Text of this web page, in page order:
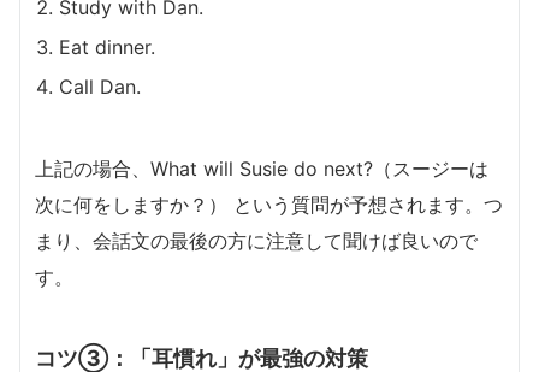
Study with Dan.
Eat dinner.
Call Dan.
上記の場合、What will Susie do next?（スージーは
次に何をしますか？） という質問が予想されます。つ
まり、会話文の最後の方に注意して聞けば良いので
す。
コツ③：「耳慣れ」が最強の対策